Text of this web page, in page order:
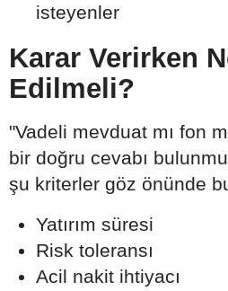
isteyenler
Karar Verirken
Edilmeli?
"Vadeli mevduat mı fon
bir doğru cevabı
şu kriterler göz önünde
Yatırım süresi
Risk toleransı
Acil nakit ihtiyacı